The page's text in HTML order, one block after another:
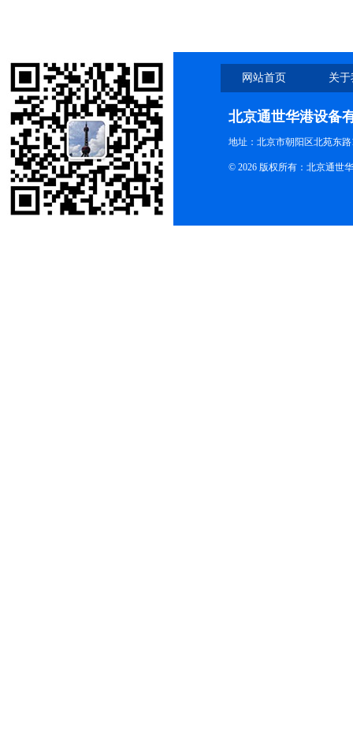
网站首页 关
北京通世华港设备
地址：北京市朝阳区北苑东路
© 2026 版权所有：北京通世